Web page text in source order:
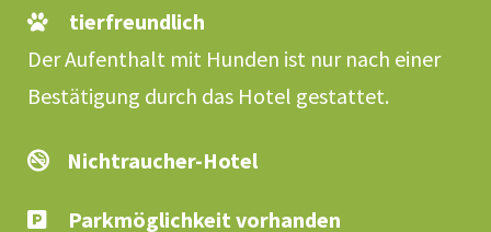
tierfreundlich
Der Aufenthalt mit Hunden ist nur nach einer
Bestätigung durch das Hotel gestattet.
Nichtraucher-Hotel
Parkmöglichkeit vorhanden